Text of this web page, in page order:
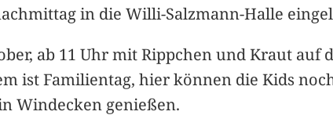
in die Willi-Salzmann-Halle
ab 11 Uhr mit Rippchen und Kraut
ist Familientag, hier können die Kids
Windecken genießen.